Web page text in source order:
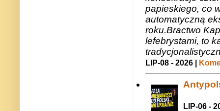
papieskiego, co
automatyczną
roku.Bractwo
lefebrystami, to
LIP-08 - 2026 |
LIP-06 -